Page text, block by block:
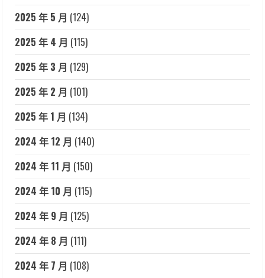
2025 年 5 月 (124)
2025 年 4 月 (115)
2025 年 3 月 (129)
2025 年 2 月 (101)
2025 年 1 月 (134)
2024 年 12 月 (140)
2024 年 11 月 (150)
2024 年 10 月 (115)
2024 年 9 月 (125)
2024 年 8 月 (111)
2024 年 7 月 (108)